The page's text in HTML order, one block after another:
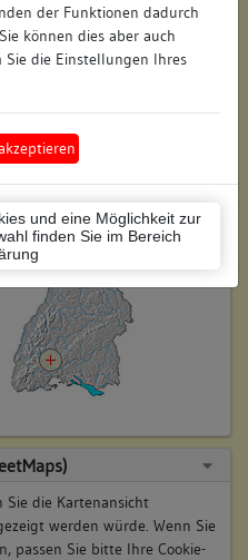
der Funktionen dadurch
können dies aber auch
die Einstellungen Ihres
und eine Möglichkeit zur
finden Sie im Bereich
Schwarzwald-Baar-Kreis
(Landkreis)
keine
keine
Sie die Kartenansicht
werden würde. Wenn Sie
passen Sie bitte Ihre Cookie-